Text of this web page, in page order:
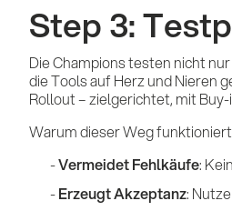
Step 3:
Die Champions testen nicht
die Tools auf Herz und Nieren
Rollout – zielgerichtet, mit
Warum dieser Weg funktioniert
Vermeidet Fehlkäufe:
Erzeugt Akzeptanz: